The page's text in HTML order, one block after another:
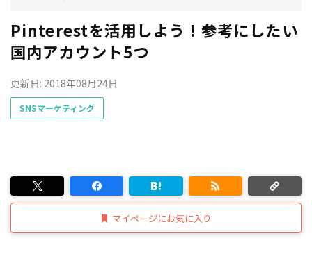
Pinterestを活用しよう！参考にしたい
国内アカウント5つ
更新日: 2018年08月24日
SNSマーケティング
マイページにお気に入り